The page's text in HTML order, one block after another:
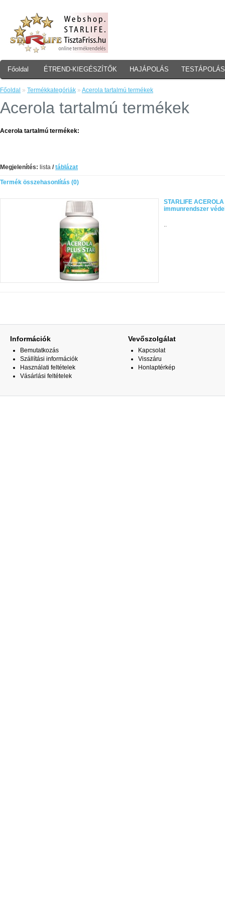
Főoldal ÉTREND-KIEGÉSZÍTŐK HAJÁPOLÁS TESTÁPOLÁS
Főoldal » Termékkategóriák » Acerola tartalmú termékek
Acerola tartalmú termékek
Acerola tartalmú termékek:
Megjelenítés: lista / táblázat
Termék összehasonlítás (0)
STARLIFE
immunrendszer
..
Információk
Bemutatkozás
Szállítási információk
Használati feltételek
Vásárlási feltételek
Vevőszolgálat
Kapcsolat
Visszáru
Honlaptérkép